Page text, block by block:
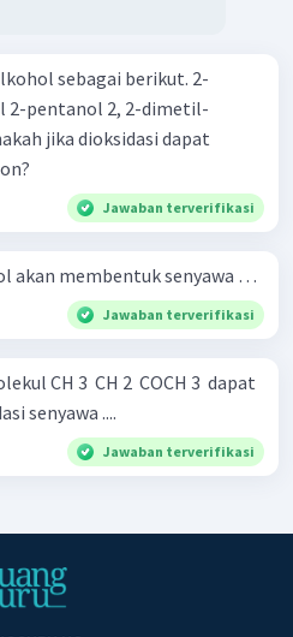
sebagai berikut. 2-
Jawaban terverifikasi
akan membentuk senyawa …
Jawaban terverifikasi
CH 3 ​ CH 2 ​ COCH 3 ​ dapat
senyawa ....
Jawaban terverifikasi